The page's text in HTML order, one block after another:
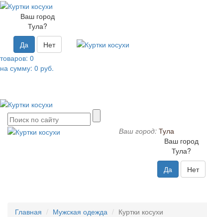
Ваш город
Тула?
Да
Нет
товаров: 0
на сумму: 0 руб.
Ваш город: Тула
Ваш город
Тула?
Да
Нет
Главная Мужская одежда Куртки косухи